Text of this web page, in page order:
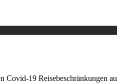
19 Reisebeschränkungen